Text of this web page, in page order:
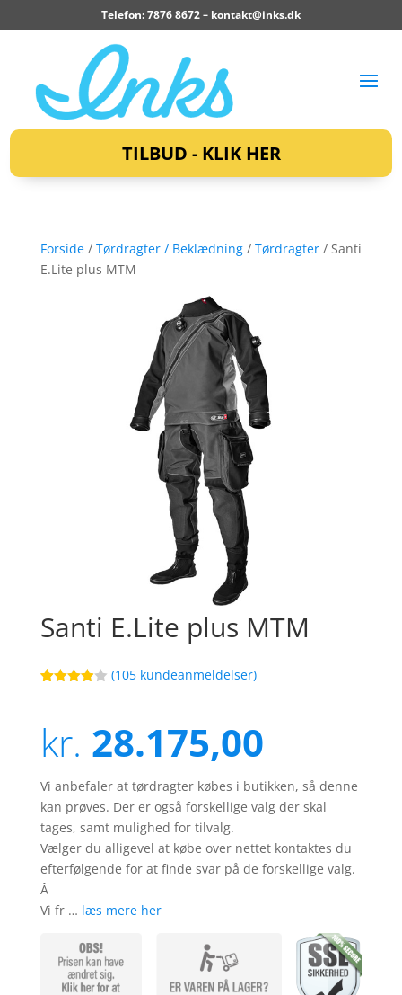
Telefon: 7876 8672 – kontakt@inks.dk
TILBUD - KLIK HER
Forside/ Tørdragter / Beklædning/ Tørdragter/ Santi
E.Lite plus MTM
Santi E.Lite plus MTM
baseret
på
kundebed
er
(105 kundeanmeldelser)
kr. 28.175,00
Vi anbefaler at tørdragter købes i butikken, så denne
kan prøves. Der er også forskellige valg der skal
tages, samt mulighed for tilvalg.
Vælger du alligevel at købe over nettet kontaktes du
efterfølgende for at finde svar på de forskellige valg.
Â
Vi fr … læs mere her